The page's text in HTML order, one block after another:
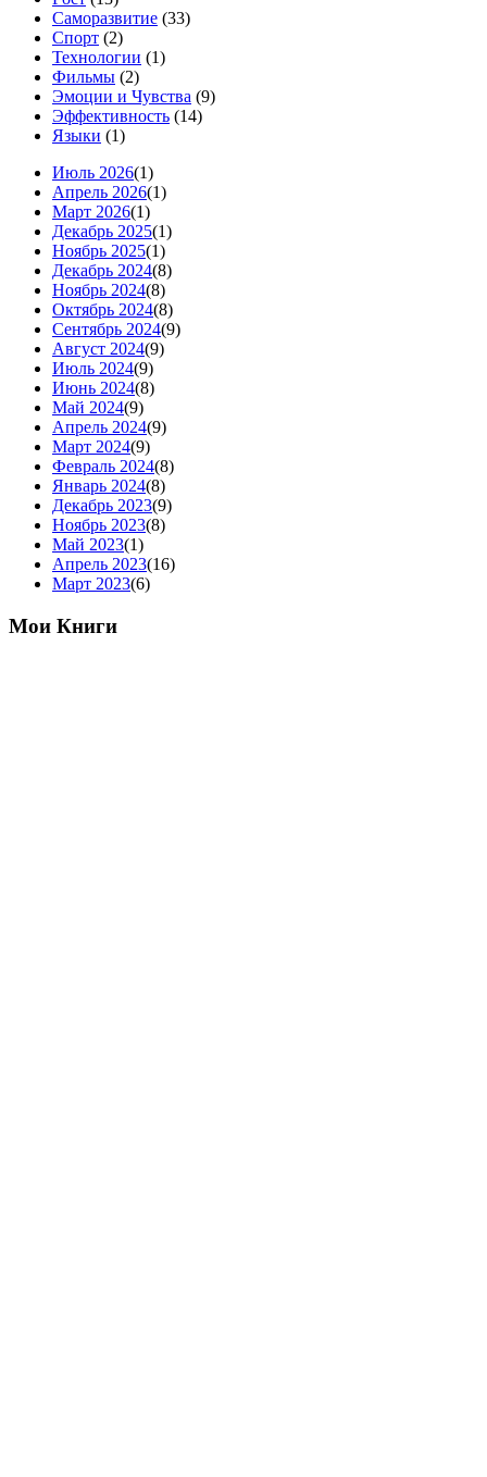
Саморазвитие (33)
Спорт (2)
Технологии (1)
Фильмы (2)
Эмоции и Чувства (9)
Эффективность (14)
Языки (1)
Июль 2026(1)
Апрель 2026(1)
Март 2026(1)
Декабрь 2025(1)
Ноябрь 2025(1)
Декабрь 2024(8)
Ноябрь 2024(8)
Октябрь 2024(8)
Сентябрь 2024(9)
Август 2024(9)
Июль 2024(9)
Июнь 2024(8)
Май 2024(9)
Апрель 2024(9)
Март 2024(9)
Февраль 2024(8)
Январь 2024(8)
Декабрь 2023(9)
Ноябрь 2023(8)
Май 2023(1)
Апрель 2023(16)
Март 2023(6)
Мои Книги